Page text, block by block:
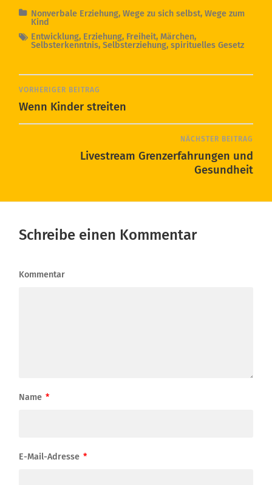
Nonverbale Erziehung,Wege zu sich selbst,Wege zum
Kind
Entwicklung, Erziehung, Freiheit,Märchen,
Selbsterkenntnis,Selbsterziehung,spirituelles Gesetz
VORHERIGER BEITRAG
Wenn Kinder streiten
NÄCHSTER BEITRAG
Livestream Grenzerfahrungen und
Gesundheit
Schreibe einen Kommentar
Kommentar
Name *
E-Mail-Adresse *